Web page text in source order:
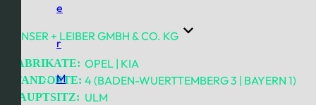
e
r
M
HANSER + LEIBER GMBH & CO. KG
FABRIKATE: OPEL | KIA
STANDORTE: 4 (BADEN-WUERTTEMBERG 3 | BAYERN 1)
HAUPTSITZ: ULM